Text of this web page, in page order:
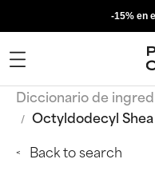
-15% en
Diccionario de
Octyldodecyl
Back to search